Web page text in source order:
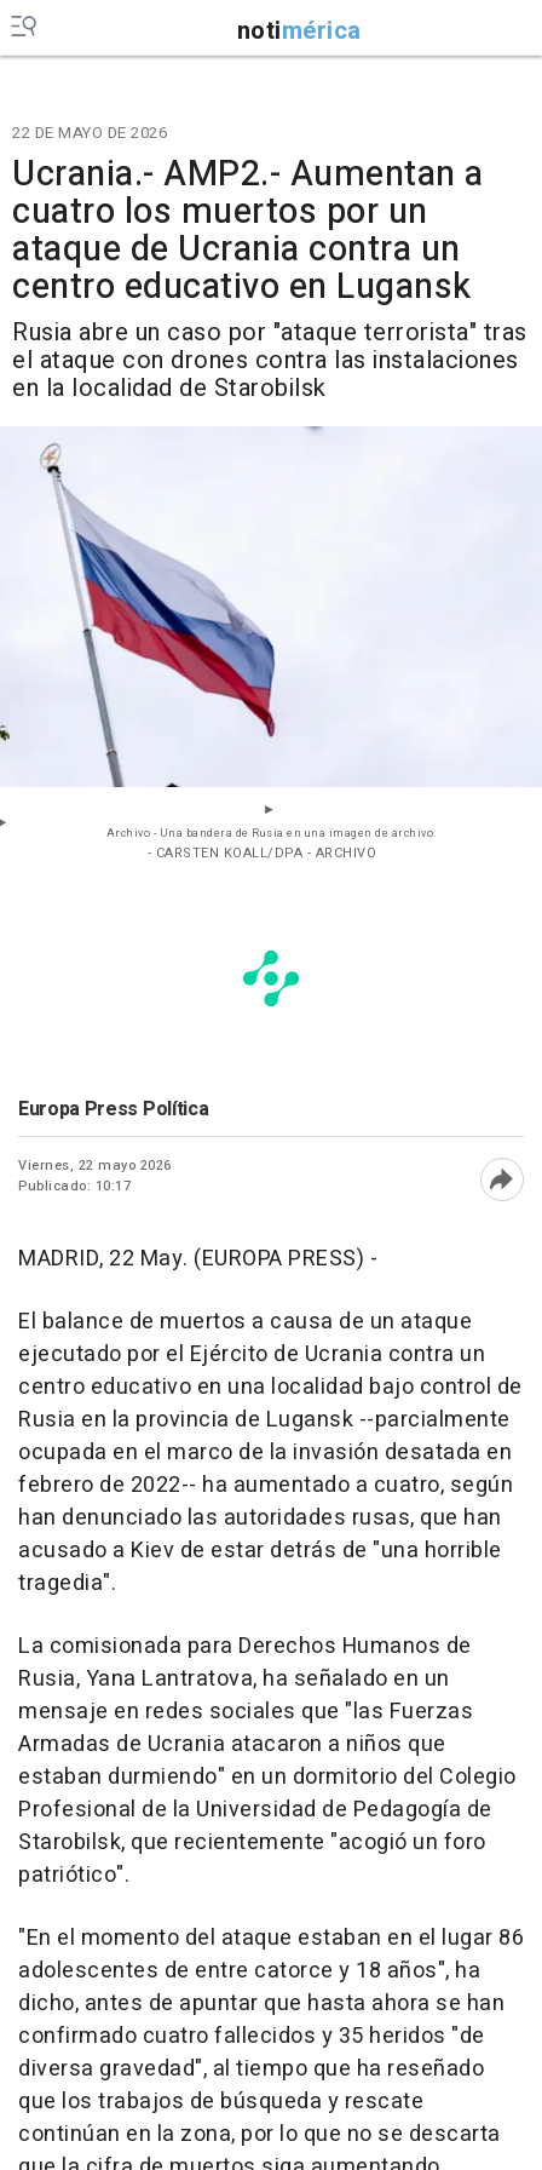
notimérica
22 DE MAYO DE 2026
Ucrania.- AMP2.- Aumentan a
cuatro los muertos por un
ataque de Ucrania contra un
centro educativo en Lugansk
Rusia abre un caso por "ataque terrorista" tras
el ataque con drones contra las instalaciones
en la localidad de Starobilsk
Archivo - Una bandera de Rusia en una imagen de archivo.
- CARSTEN KOALL/DPA - ARCHIVO
Europa Press Política
Viernes, 22 mayo 2026
Publicado: 10:17
MADRID, 22 May. (EUROPA PRESS) -
El balance de muertos a causa de un ataque
ejecutado por el Ejército de Ucrania contra un
centro educativo en una localidad bajo control de
Rusia en la provincia de Lugansk --parcialmente
ocupada en el marco de la invasión desatada en
febrero de 2022-- ha aumentado a cuatro, según
han denunciado las autoridades rusas, que han
acusado a Kiev de estar detrás de "una horrible
tragedia".
La comisionada para Derechos Humanos de
Rusia, Yana Lantratova, ha señalado en un
mensaje en redes sociales que "las Fuerzas
Armadas de Ucrania atacaron a niños que
estaban durmiendo" en un dormitorio del Colegio
Profesional de la Universidad de Pedagogía de
Starobilsk, que recientemente "acogió un foro
patriótico".
"En el momento del ataque estaban en el lugar 86
adolescentes de entre catorce y 18 años", ha
dicho, antes de apuntar que hasta ahora se han
confirmado cuatro fallecidos y 35 heridos "de
diversa gravedad", al tiempo que ha reseñado
que los trabajos de búsqueda y rescate
continúan en la zona, por lo que no se descarta